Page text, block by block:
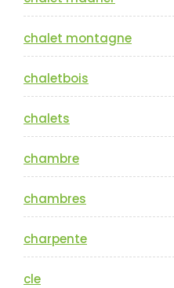
chalet montagne
chaletbois
chalets
chambre
chambres
charpente
cle